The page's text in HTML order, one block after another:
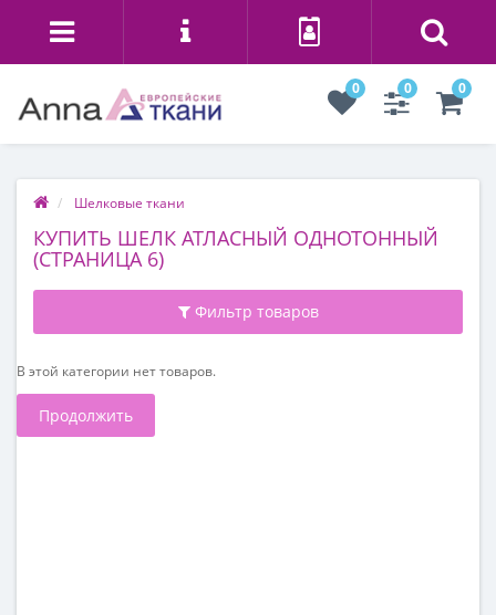
0 0 0
Шелковые ткани
КУПИТЬ ШЕЛК АТЛАСНЫЙ ОДНОТОННЫЙ
(СТРАНИЦА 6)
Фильтр товаров
В этой категории нет товаров.
Продолжить